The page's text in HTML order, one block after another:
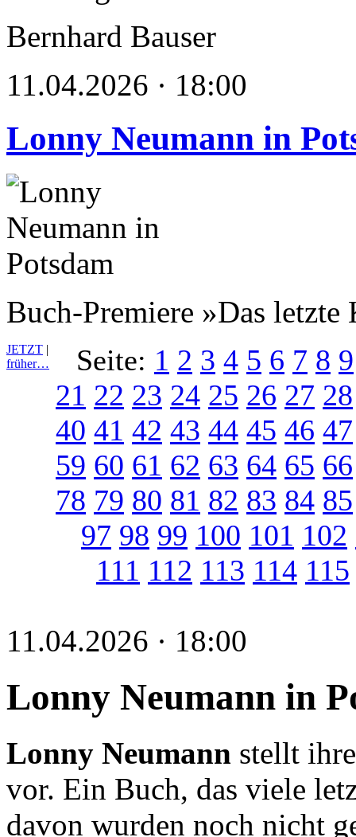
Bernhard Bauser
11.04.2026 · 18:00
Lonny Neumann in
Buch-Premiere »Das letzte
JETZT |
früher…
Seite: 1 2 3 4 5 6 7 8 9
21 22 23 24 25 26 27 28
40 41 42 43 44 45 46 47
59 60 61 62 63 64 65 66
78 79 80 81 82 83 84 85
97 98 99 100 101 102
111 112 113 114 115
11.04.2026 · 18:00
Lonny Neumann in
Lonny Neumann stellt
vor. Ein Buch, das viele
davon wurden noch nicht